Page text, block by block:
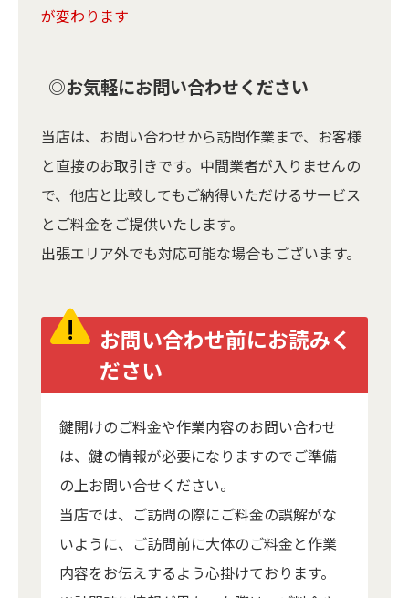
が変わります
◎お気軽にお問い合わせください
当店は、お問い合わせから訪問作業まで、お客様
と直接のお取引きです。中間業者が入りませんの
で、他店と比較してもご納得いただけるサービス
とご料金をご提供いたします。
出張エリア外でも対応可能な場合もございます。
お問い合わせ前にお読みく
ださい
鍵開けのご料金や作業内容のお問い合わせ
は、鍵の情報が必要になりますのでご準備
の上お問い合せください。
当店では、ご訪問の際にご料金の誤解がな
いように、ご訪問前に大体のご料金と作業
内容をお伝えするよう心掛けております。